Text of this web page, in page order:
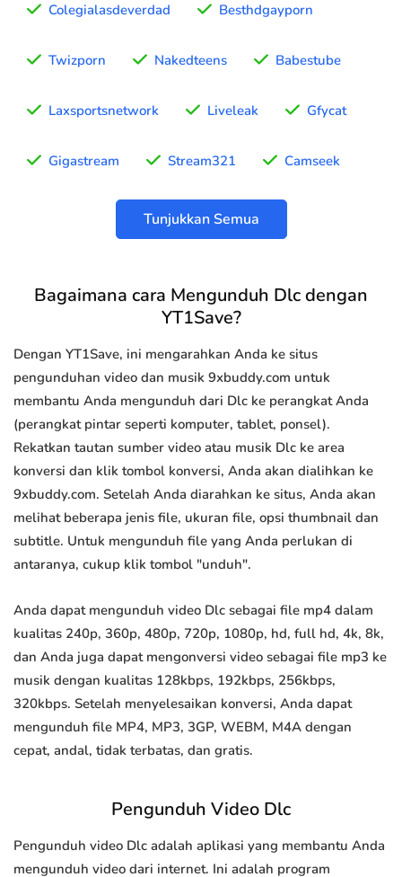
Colegialasdeverdad Besthdgayporn
Twizporn Nakedteens Babestube
Laxsportsnetwork Liveleak Gfycat
Gigastream Stream321 Camseek
Tunjukkan Semua
Bagaimana cara Mengunduh Dlc dengan
YT1Save?
Dengan YT1Save, ini mengarahkan Anda ke situs
pengunduhan video dan musik 9xbuddy.com untuk
membantu Anda mengunduh dari Dlc ke perangkat Anda
(perangkat pintar seperti komputer, tablet, ponsel).
Rekatkan tautan sumber video atau musik Dlc ke area
konversi dan klik tombol konversi, Anda akan dialihkan ke
9xbuddy.com. Setelah Anda diarahkan ke situs, Anda akan
melihat beberapa jenis file, ukuran file, opsi thumbnail dan
subtitle. Untuk mengunduh file yang Anda perlukan di
antaranya, cukup klik tombol "unduh".
Anda dapat mengunduh video Dlc sebagai file mp4 dalam
kualitas 240p, 360p, 480p, 720p, 1080p, hd, full hd, 4k, 8k,
dan Anda juga dapat mengonversi video sebagai file mp3 ke
musik dengan kualitas 128kbps, 192kbps, 256kbps,
320kbps. Setelah menyelesaikan konversi, Anda dapat
mengunduh file MP4, MP3, 3GP, WEBM, M4A dengan
cepat, andal, tidak terbatas, dan gratis.
Pengunduh Video Dlc
Pengunduh video Dlc adalah aplikasi yang membantu Anda
mengunduh video dari internet. Ini adalah program